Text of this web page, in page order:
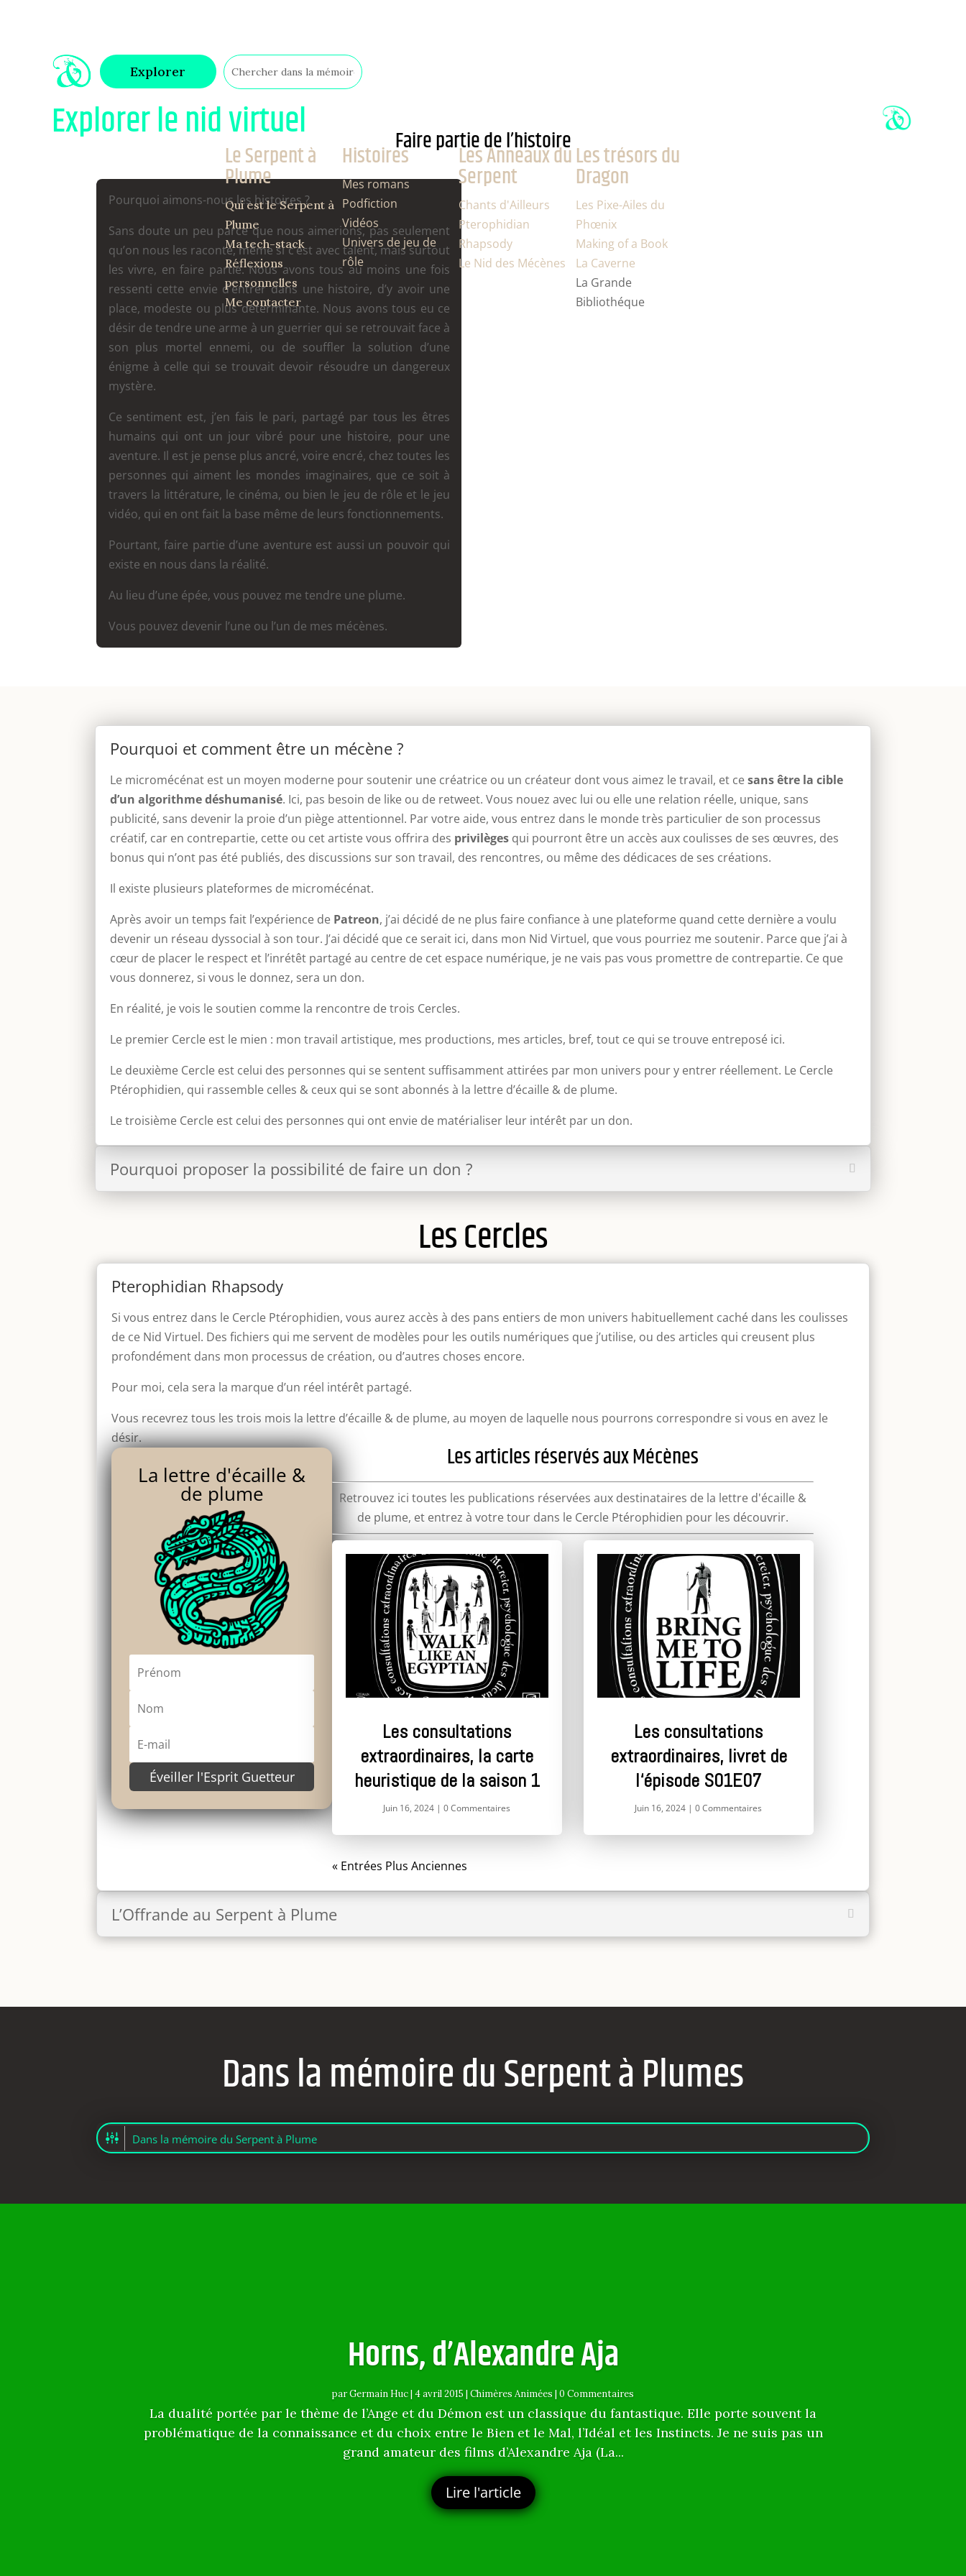
Explorer
Explorer le nid virtuel
Le Serpent à
Plume
Qui est le Serpent à
Plume
Ma tech-stack
Réflexions
personnelles
Me contacter
Histoires
Mes romans
Podfiction
Vidéos
Univers de jeu de
rôle
Les Anneaux du
Serpent
Chants d'Ailleurs
Pterophidian
Rhapsody
Le Nid des Mécènes
Les trésors du
Dragon
Les Pixe-Ailes du
Phœnix
Making of a Book
La Caverne
La Grande
Bibliothéque
Le Nid des Mécènes
Faire partie de l’histoire
Pourquoi aimons-nous les histoires ?
Sans doute un peu parce que nous aimerions, pas seulement
qu’on nous les raconte, même si c’est avec talent, mais surtout
les vivre, en faire partie. Nous avons tous au moins une fois
ressenti cette envie d’entrer dans une histoire, d’y avoir une
place, modeste ou plus déterminante. Nous avons tous eu ce
désir de tendre une arme à un guerrier qui se retrouvait face à
son plus mortel ennemi, ou de souffler la solution d’une
énigme à celle qui se trouvait devoir résoudre un dangereux
mystère.
Ce sentiment est, j’en fais le pari, partagé par tous les êtres
humains qui ont un jour vibré pour une histoire, pour une
aventure. Il est je pense plus ancré, voire encré, chez toutes les
personnes qui aiment les mondes imaginaires, que ce soit à
travers la littérature, le cinéma, ou bien le jeu de rôle et le jeu
vidéo, qui en ont fait la base même de leurs fonctionnements.
Pourtant, faire partie d’une aventure est aussi un pouvoir qui
existe en nous dans la réalité.
Au lieu d’une épée, vous pouvez me tendre une plume.
Vous pouvez devenir l’une ou l’un de mes mécènes.
Pourquoi et comment être un mécène ?
Le micromécénat est un moyen moderne pour soutenir une créatrice ou un créateur dont vous aimez le travail, et cesans être la cible
d’un algorithme déshumanisé. Ici, pas besoin de like ou de retweet. Vous nouez avec lui ou elle une relation réelle, unique, sans
publicité, sans devenir la proie d’un piège attentionnel. Par votre aide, vous entrez dans le monde très particulier de son processus
créatif, car en contrepartie, cette ou cet artiste vous offrira des privilèges qui pourront être un accès aux coulisses de ses œuvres, des
bonus qui n’ont pas été publiés, des discussions sur son travail, des rencontres, ou même des dédicaces de ses créations.
Il existe plusieurs plateformes de micromécénat.
Après avoir un temps fait l’expérience de Patreon, j’ai décidé de ne plus faire confiance à une plateforme quand cette dernière a voulu
devenir un réseau dyssocial à son tour. J’ai décidé que ce serait ici, dans mon Nid Virtuel, que vous pourriez me soutenir. Parce que j’ai à
cœur de placer le respect et l’inrétêt partagé au centre de cet espace numérique, je ne vais pas vous promettre de contrepartie. Ce que
vous donnerez, si vous le donnez, sera un don.
En réalité, je vois le soutien comme la rencontre de trois Cercles.
Le premier Cercle est le mien : mon travail artistique, mes productions, mes articles, bref, tout ce qui se trouve entreposé ici.
Le deuxième Cercle est celui des personnes qui se sentent suffisamment attirées par mon univers pour y entrer réellement. Le Cercle
Ptérophidien, qui rassemble celles & ceux qui se sont abonnés à la lettre d’écaille & de plume.
Le troisième Cercle est celui des personnes qui ont envie de matérialiser leur intérêt par un don.
Pourquoi proposer la possibilité de faire un don ?
Les Cercles
Pterophidian Rhapsody
Si vous entrez dans le Cercle Ptérophidien, vous aurez accès à des pans entiers de mon univers habituellement caché dans les coulisses
de ce Nid Virtuel. Des fichiers qui me servent de modèles pour les outils numériques que j’utilise, ou des articles qui creusent plus
profondément dans mon processus de création, ou d’autres choses encore.
Pour moi, cela sera la marque d’un réel intérêt partagé.
Vous recevrez tous les trois mois la lettre d’écaille & de plume, au moyen de laquelle nous pourrons correspondre si vous en avez le
désir.
La lettre d'écaille &
de plume
Éveiller l'Esprit Guetteur
Les articles réservés aux Mécènes
Retrouvez ici toutes les publications réservées aux destinataires de la lettre d'écaille &
de plume, et entrez à votre tour dans le Cercle Ptérophidien pour les découvrir.
Les consultations
extraordinaires, la carte
heuristique de la saison 1
Juin 16, 2024 |0 Commentaires
Les consultations
extraordinaires, livret de
l‘épisode S01E07
Juin 16, 2024 |0 Commentaires
« Entrées Plus Anciennes
L’Offrande au Serpent à Plume
Dans la mémoire du Serpent à Plumes
Horns, d’Alexandre Aja
parGermain Huc| 4 avril 2015 | Chimères Animées | 0 Commentaires
La dualité portée par le thème de l’Ange et du Démon est un classique du fantastique. Elle porte souvent la
problématique de la connaissance et du choix entre le Bien et le Mal, l’Idéal et les Instincts. Je ne suis pas un
grand amateur des films d’Alexandre Aja (La...
Lire l'article